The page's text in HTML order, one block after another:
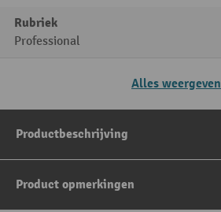
Rubriek
Professional
Alles weergeven
Productbeschrijving
Product opmerkingen